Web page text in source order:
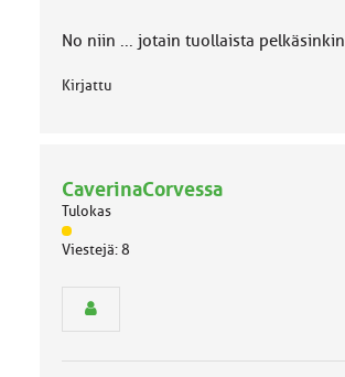
No niin ... jotain tuollaista pelkäsinkin
Kirjattu
CaverinaCorvessa
Tulokas
J
ä
Viestejä: 8